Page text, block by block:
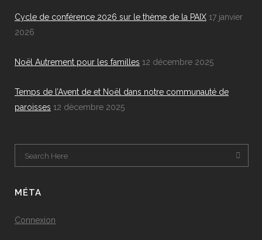
Cycle de conférence 2026 sur le thème de la PAIX 17 janvier
2026
Noël Autrement pour les familles 12 décembre 2025
Temps de l’Avent de et Noël dans notre communauté de
paroisses 12 décembre 2025
MÉTA
Connexion